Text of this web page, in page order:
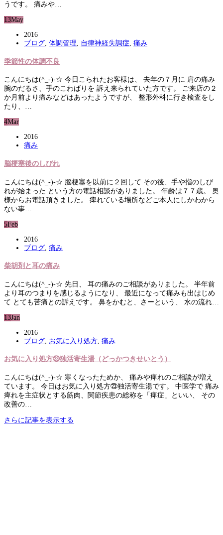
うです。 痛みや…
13May
2016
ブログ, 体調管理, 自律神経失調症, 痛み
季節性の体調不良
こんにちは(^_-)-☆ 今日こられたお客様は、 去年の７月に 肩の痛み
腕のだるさ、手のこわばりを 訴え来られていた方です。 ご来店の２
か月前より痛みなどはあったようですが、 整形外科に行き検査をし
たり、…
4Mar
2016
痛み
脳梗塞後のしびれ
こんにちは(^_-)-☆ 脳梗塞を以前に２回して その後、手や指のしび
れが始まった という方の電話相談がありました。 年齢は７７歳。 奥
様からお電話頂きました。 痺れている場所などご本人にしかわから
ない事…
5Feb
2016
ブログ 痛み
柴胡剤と耳の痛み
こんにちは(^_-)-☆ 先日、 耳の痛みのご相談がありました。 半年前
より耳のつまりを感じるようになり、 最近になって痛みも出はじめ
て とても苦痛との訴えです。 鼻をかむと、さーという、 水の流れ…
13Jan
2016
ブログ お気に入り処方 痛み
お気に入り処方㉓独活寄生湯（どっかつきせいとう）
こんにちは(^_-)-☆ 寒くなったためか、 痛みや痺れのご相談が増え
ています。 今日はお気に入り処方㉓独活寄生湯です。 中医学で 痛み
痺れを主症状とする筋肉、関節疾患の総称を「痺症」といい、 その
改善の…
さらに記事を表示する